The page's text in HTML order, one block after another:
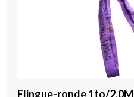
Élingue-ronde 1to/2,0M